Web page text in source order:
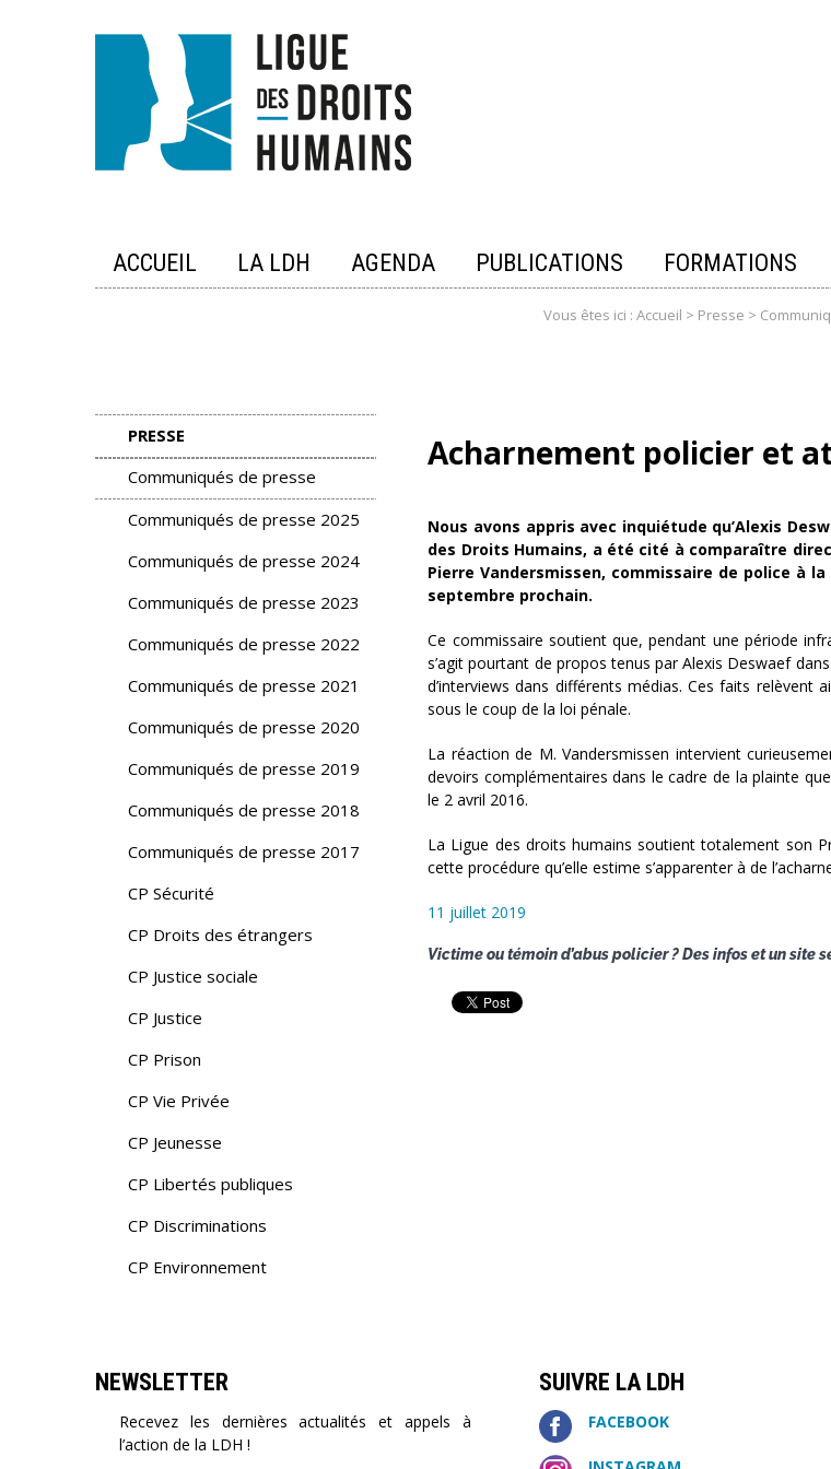
ACCUEIL LA LDH AGENDA PUBLICATIONS FORMATIONS
Vous êtes ici : Accueil > Presse >
Acharnement policier et
Nous avons appris avec inquiétude qu’Alexis
des Droits Humains, a été cité à comparaître
Pierre Vandersmissen, commissaire de police à
septembre prochain.
Ce commissaire soutient que, pendant une période
s’agit pourtant de propos tenus par Alexis Deswaef
d’interviews dans différents médias. Ces faits relèvent
sous le coup de la loi pénale.
La réaction de M. Vandersmissen intervient
devoirs complémentaires dans le cadre de la plainte
le 2 avril 2016.
La Ligue des droits humains soutient totalement son
cette procédure qu’elle estime s’apparenter à de
11 juillet 2019
Victime ou témoin d’abus policier ? Des infos et un site
PRESSE
Communiqués de presse
Communiqués de presse 2025
Communiqués de presse 2024
Communiqués de presse 2023
Communiqués de presse 2022
Communiqués de presse 2021
Communiqués de presse 2020
Communiqués de presse 2019
Communiqués de presse 2018
Communiqués de presse 2017
CP Sécurité
CP Droits des étrangers
CP Justice sociale
CP Justice
CP Prison
CP Vie Privée
CP Jeunesse
CP Libertés publiques
CP Discriminations
CP Environnement
NEWSLETTER
Recevez les dernières actualités et appels à
l’action de la LDH !
SUIVRE LA LDH
FACEBOOK